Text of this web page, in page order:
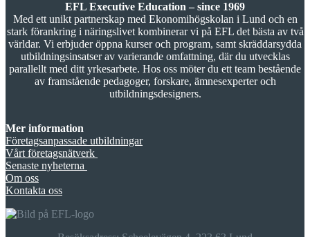
EFL Executive Education – since 1969
Med ett unikt partnerskap med Ekonomihögskolan i Lund och en
stark förankring i näringslivet kombinerar vi på EFL det bästa av två
världar. Vi erbjuder öppna kurser och program, samt skräddarsydda
utbildningsinsatser av varierande omfattning, där du utvecklas
parallellt med ditt yrkesarbete. Hos oss möter du ett team bestående
av framstående pedagoger, forskare, ämnesexperter och
utbildningsdesigners.
Mer information
Företagsanpassade utbildningar
Vårt företagsnätverk
Senaste nyheterna
Om oss
Kontakta oss